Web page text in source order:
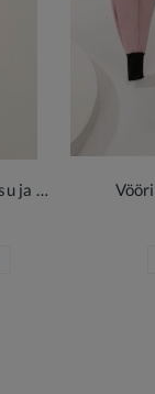
Roosa tüdrukute käekott lipsu ja kuldse ketiga